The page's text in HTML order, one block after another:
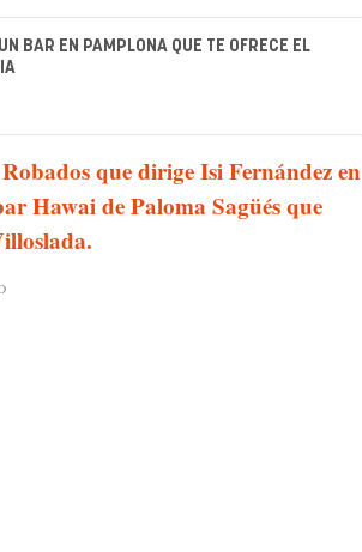
BAR EN PAMPLONA QUE TE OFRECE EL
que dirige Isi Fernández en
Hawai de Paloma Sagüés que